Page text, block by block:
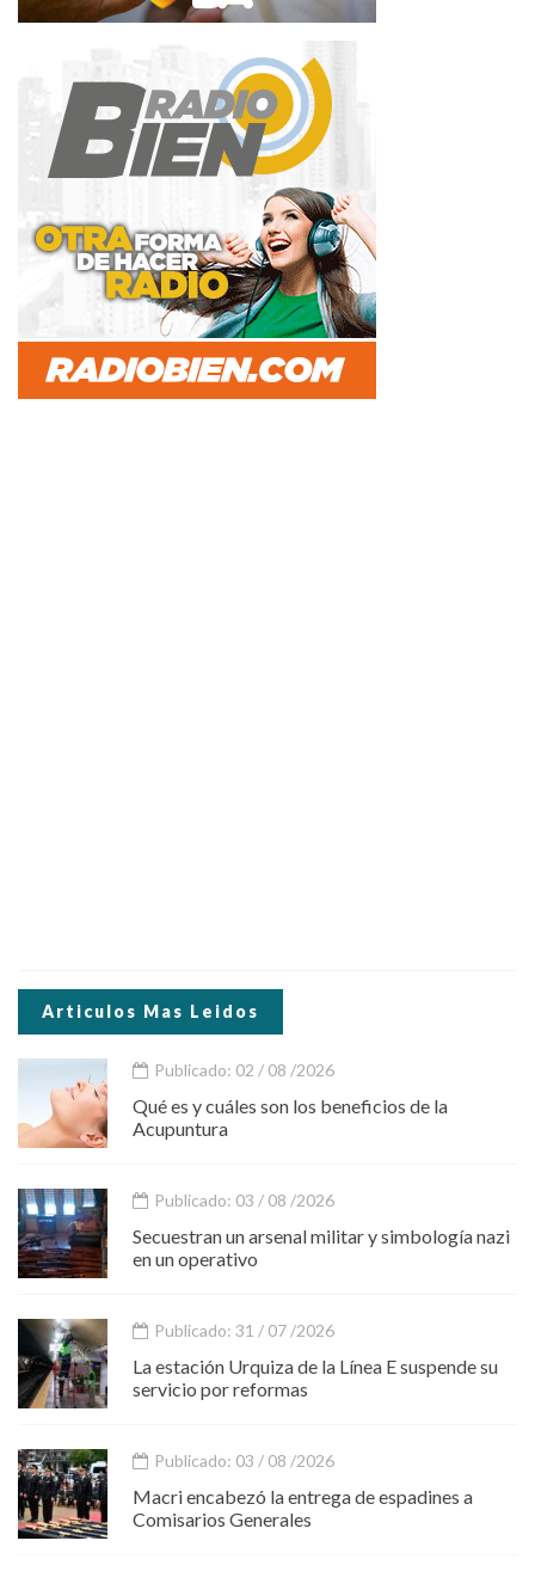
Articulos Mas Leidos
Publicado: 02 / 08 /2026
Qué es y cuáles son los beneficios de la
Acupuntura
Publicado: 03 / 08 /2026
Secuestran un arsenal militar y simbología nazi
en un operativo
Publicado: 31 / 07 /2026
La estación Urquiza de la Línea E suspende su
servicio por reformas
Publicado: 03 / 08 /2026
Macri encabezó la entrega de espadines a
Comisarios Generales